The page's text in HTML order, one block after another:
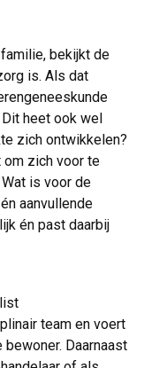
bekijkt de
is. Als dat
heet ook wel
zich ontwikkelen?
om zich voor te
is voor de
aanvullende
én past daarbij
team en voert
Daarnaast